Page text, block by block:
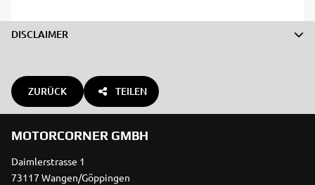
DISCLAIMER
ZURÜCK TEILEN
MOTORCORNER GMBH
Daimlerstrasse 1
73117 Wangen/Göppingen